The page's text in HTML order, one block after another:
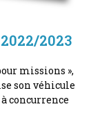
2023
missions »,
son véhicule
concurrence